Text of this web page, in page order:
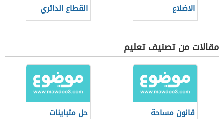
الاضلاع
القطاع الدائري
مقالات من تصنيف تعليم
قانون مساحة
حل متباينات